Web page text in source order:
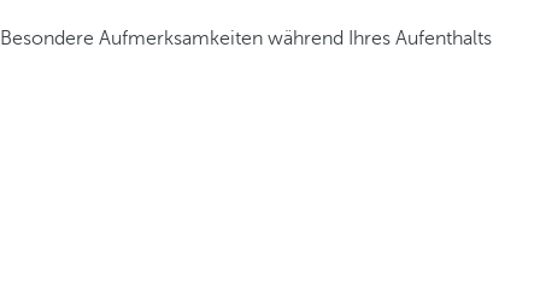
Besondere Aufmerksamkeiten während Ihres Aufenthalts